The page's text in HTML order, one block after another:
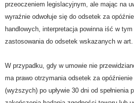
przeoczeniem legislacyjnym, ale mając na
wyraźnie odwołuje się do odsetek za
handlowych, interpretacja powinna iść w
zastosowania do odsetek wskazanych w
W przypadku, gdy w umowie nie
ma prawo otrzymania odsetek za
(wyższych) po upływie 30 dni od spełnienia